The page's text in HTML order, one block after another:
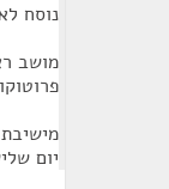
נוסח
מושב
יום שלישי,